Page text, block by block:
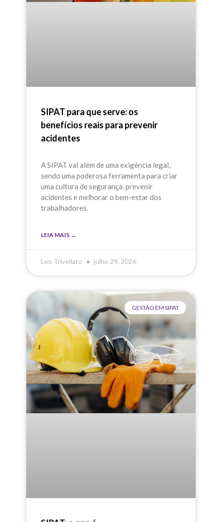
reconhecimento público, certificados e
SIPAT para que serve: os
benefícios reais para prevenir
acidentes
A SIPAT vai além de uma exigência legal,
sendo uma poderosa ferramenta para criar
uma cultura de segurança, prevenir
acidentes e melhorar o bem-estar dos
trabalhadores.
LEIA MAIS →
Leo Trivellato julho 29, 2026
GESTÃO EM SIPAT